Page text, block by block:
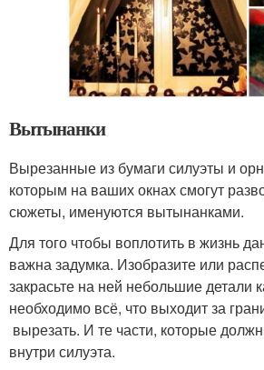
Вытынанки
Вырезанные из бумаги силуэты и
которым на ваших окнах смогут
сюжеты, именуются вытынанками.
Для того чтобы воплотить в жизнь
важна задумка. Изобразите или
закрасьте на ней небольшие детали
необходимо всё, что выходит за
вырезать. И те части, которые
внутри силуэта.